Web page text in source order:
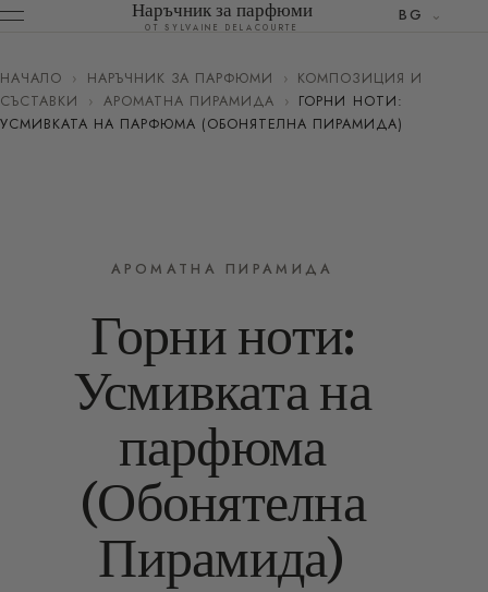
Наръчник за парфюми
ОТ SYLVAINE DELACOURTE
BG
НАЧАЛО › НАРЪЧНИК ЗА ПАРФЮМИ › КОМПОЗИЦИЯ И
СЪСТАВКИ
› АРОМАТНА ПИРАМИДА › ГОРНИ НОТИ:
УСМИВКАТА НА ПАРФЮМА (ОБОНЯТЕЛНА ПИРАМИДА)
АРОМАТНА ПИРАМИДА
Горни ноти:
Усмивката на
парфюма
(Обонятелна
Пирамида)